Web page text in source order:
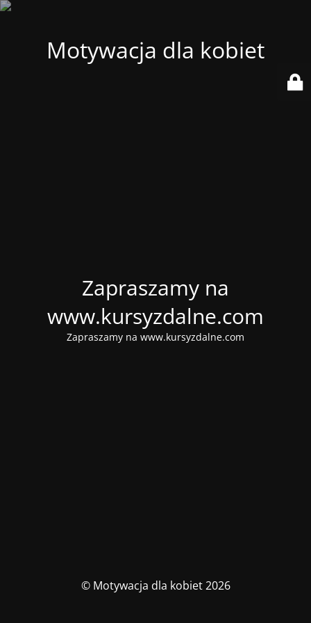
Motywacja dla kobiet
Zapraszamy na
www.kursyzdalne.com
Zapraszamy na www.kursyzdalne.com
© Motywacja dla kobiet 2026